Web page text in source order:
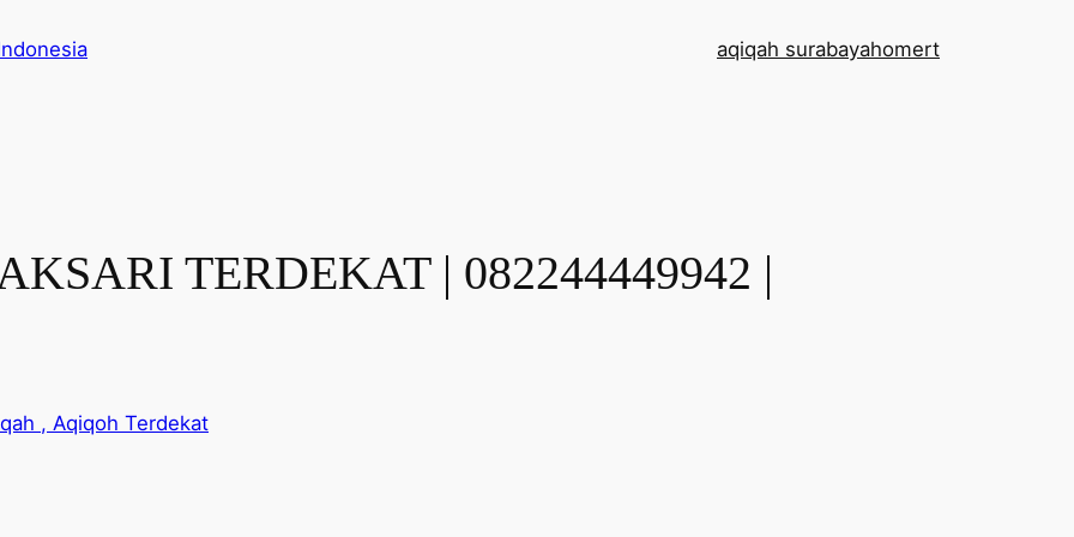
aqiqah surabayahomert
TERDEKAT | 082244449942 |
, Aqiqoh Terdekat